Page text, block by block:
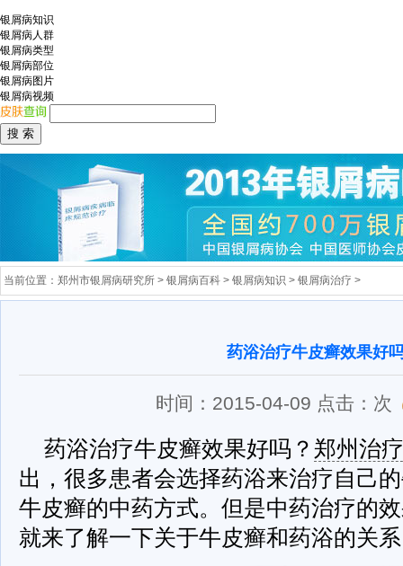
银屑病知识
银屑病人群
银屑病类型
银屑病部位
银屑病图片
银屑病视频
当前位置： 郑州市银屑病研究所 > 银屑病百科 > 银屑病知识 > 银屑病治疗 >
药浴治疗牛皮癣效果好
时间：2015-04-09 点击： 次
药浴治疗牛皮癣效果好吗？ 郑州治
出，很多患者会选择药浴来治疗自己
牛皮癣的中药方式。但是中药治疗的
就来了解一下关于牛皮癣和药浴的关